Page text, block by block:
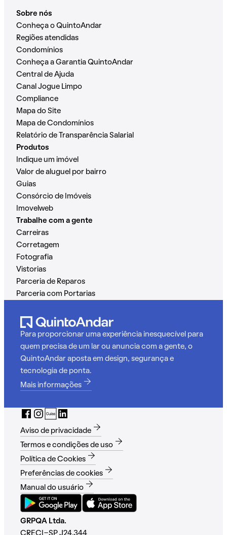
Sobre nós
Conheça o QuintoAndar
Regiões atendidas
Condomínios
Conheça a Garantia QuintoAndar
Central de Ajuda
Canal Jogue Limpo
Compliance
Mapa do Site
Mapa de Condomínios
Relatório de Transparência Salarial
Produtos
Indique um imóvel
Valor de aluguel por bairro
Guias
Consórcio de Imóveis
Imovelweb
Trabalhe com a gente
Carreiras
Corretagem
Fotografia
Vistorias
Parceria de Reparos
Parceria com Portarias
Para proporcionar uma experiência inesquecível para
quem precisa de um lar ou anuncia com a gente, o
QuintoAndar aposta em design, segurança e
tecnologia de ponta.
Mais informações
Aviso de privacidade
Termos e condições de uso
Política de Cookies
Preferências de cookies
Manual do usuário
GRPQA Ltda.